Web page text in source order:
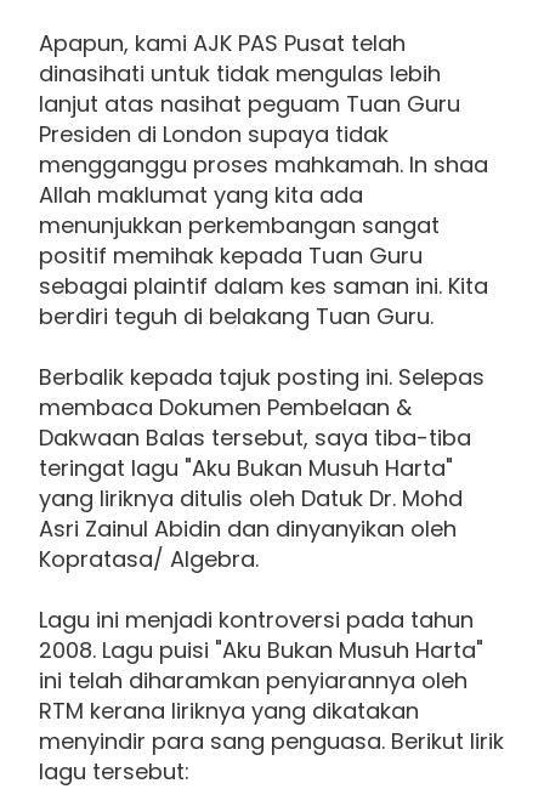
Apapun, kami AJK PAS Pusat telah
dinasihati untuk tidak mengulas lebih
lanjut atas nasihat peguam Tuan Guru
Presiden di London supaya tidak
mengganggu proses mahkamah. In shaa
Allah maklumat yang kita ada
menunjukkan perkembangan sangat
positif memihak kepada Tuan Guru
sebagai plaintif dalam kes saman ini. Kita
berdiri teguh di belakang Tuan Guru.
Berbalik kepada tajuk posting ini. Selepas
membaca Dokumen Pembelaan &
Dakwaan Balas tersebut, saya tiba-tiba
teringat lagu "Aku Bukan Musuh Harta"
yang liriknya ditulis oleh Datuk Dr. Mohd
Asri Zainul Abidin dan dinyanyikan oleh
Kopratasa/ Algebra.
Lagu ini menjadi kontroversi pada tahun
2008. Lagu puisi "Aku Bukan Musuh Harta"
ini telah diharamkan penyiarannya oleh
RTM kerana liriknya yang dikatakan
menyindir para sang penguasa. Berikut lirik
lagu tersebut: